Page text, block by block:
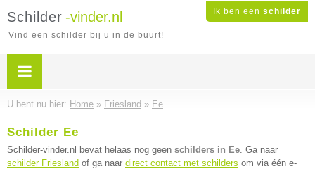
Ik ben een schilder
Schilder -vinder.nl
Vind een schilder bij u in de buurt!
U bent nu hier: Home » Friesland » Ee
Schilder Ee
Schilder-vinder.nl bevat helaas nog geen schilders in Ee. Ga naar
schilder Friesland of ga naar direct contact met schilders om via één e-